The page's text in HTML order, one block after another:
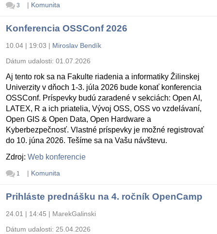
3 | Komunita
Konferencia OSSConf 2026
10.04 | 19:03 | Miroslav Bendík
Dátum udalosti: 01.07.2026
Aj tento rok sa na Fakulte riadenia a informatiky Žilinskej
Univerzity v dňoch 1-3. júla 2026 bude konať konferencia
OSSConf. Príspevky budú zaradené v sekciách: Open AI,
LATEX, R a ich priatelia, Vývoj OSS, OSS vo vzdelávaní,
Open GIS & Open Data, Open Hardware a
Kyberbezpečnosť. Vlastné príspevky je možné registrovať
do 10. júna 2026. Tešíme sa na Vašu návštevu.
Zdroj: Web konferencie
1 | Komunita
Prihláste prednášku na 4. ročník OpenCamp
24.01 | 14:45 | MarekGalinski
Dátum udalosti: 25.04.2026